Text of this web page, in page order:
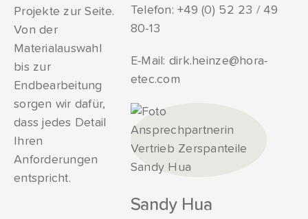
Projekte zur Seite.
Von der
Materialauswahl
bis zur
Endbearbeitung
sorgen wir dafür,
dass jedes Detail
Ihren
Anforderungen
entspricht.
Telefon:+49 (0) 52 23 / 49
80-13
E-Mail: dirk.heinze@hora-
etec.com
Sandy Hua